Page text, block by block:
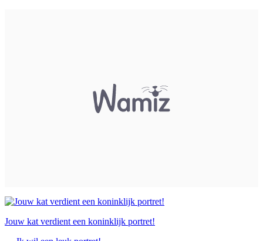
Jouw kat verdient een koninklijk portret!